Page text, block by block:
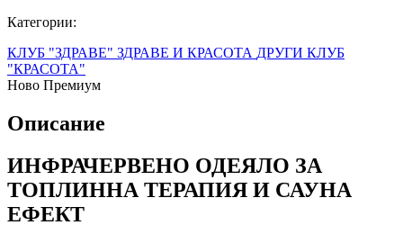
Категории:
КЛУБ "ЗДРАВЕ" ЗДРАВЕ И КРАСОТА ДРУГИ КЛУБ
"КРАСОТА"
Ново Премиум
Описание
ИНФРАЧЕРВЕНО ОДЕЯЛО ЗА
ТОПЛИННА ТЕРАПИЯ И САУНА
ЕФЕКТ